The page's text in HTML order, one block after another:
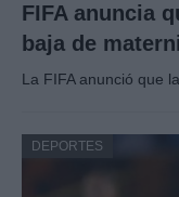
FIFA anuncia
baja de
La FIFA anunció que
DEPORTES